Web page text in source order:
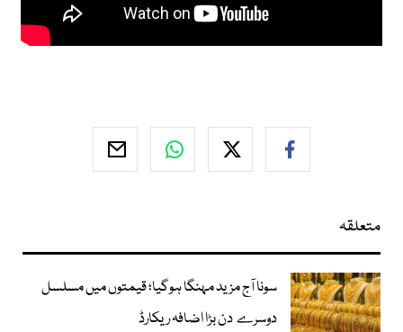
متعلقہ
سونا آج مزید مہنگا ہوگیا؛ قیمتوں میں مسلسل
دوسرے دن بڑا اضافہ ریکارڈ